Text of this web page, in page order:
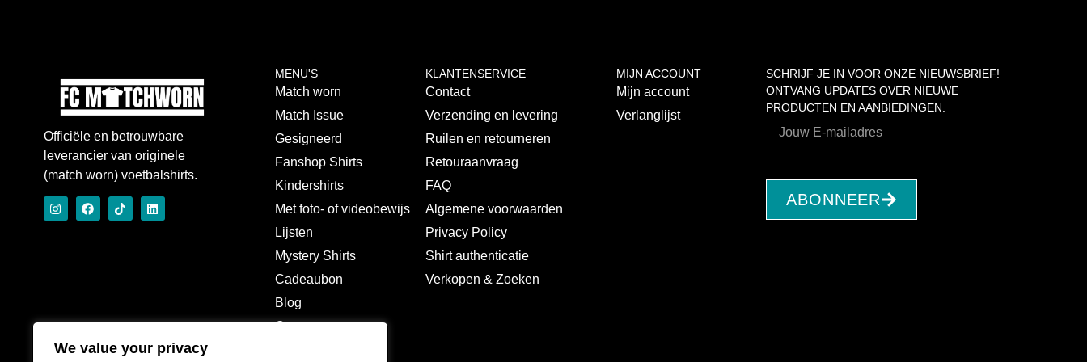
We value your privacy
Officiële en betrouwbare
leverancier van originele
(match worn) voetbalshirts.
MENU'S
Match worn
Match Issue
Gesigneerd
Fanshop Shirts
Kindershirts
Met foto- of videobewijs
Lijsten
Mystery Shirts
Cadeaubon
Blog
Over
KLANTENSERVICE
Contact
Verzending en levering
Ruilen en retourneren
Retouraanvraag
FAQ
Algemene voorwaarden
Privacy Policy
Shirt authenticatie
Verkopen & Zoeken
MIJN ACCOUNT
Mijn account
Verlanglijst
SCHRIJF JE IN VOOR ONZE NIEUWSBRIEF!
ONTVANG UPDATES OVER NIEUWE
PRODUCTEN EN AANBIEDINGEN.
ABONNEER